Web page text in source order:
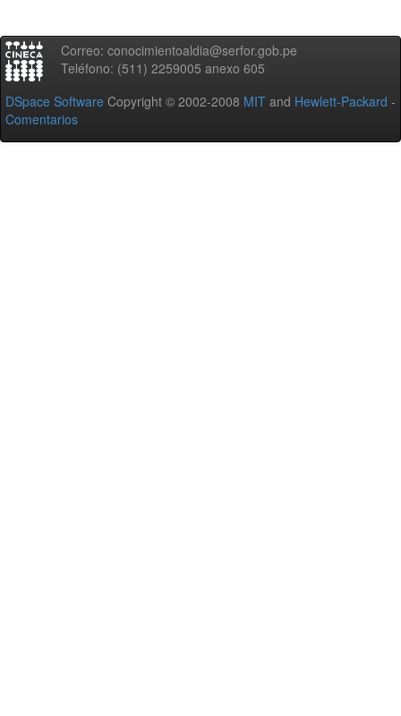
Correo: conocimientoaldia@serfor.gob.pe
Teléfono: (511) 2259005 anexo 605
DSpace Software Copyright © 2002-2008 MIT and Hewlett-Packard -
Comentarios